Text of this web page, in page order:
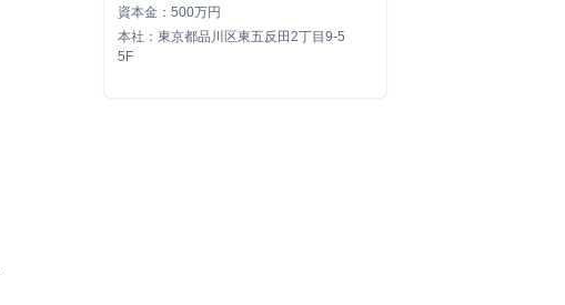
資本金：500万円
本社：東京都品川区東五反田2丁目9-5
5F